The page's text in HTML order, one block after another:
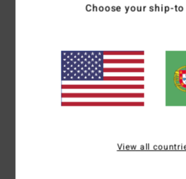
Redonda
Mangas:Mangas compridas
Fecho:Meio fecho de correr na
Forro:Jérsei Recycler 100%
[Tecido principal] 82%
Choose your ship-
View all